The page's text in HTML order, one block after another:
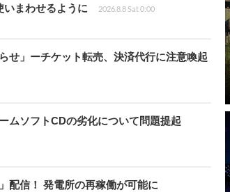
いまわせるように
2026.8.8 Sat 0:00
せ」ーチケット転売、決済代行に注意喚起
ムソフトCDの劣化について問題提起
配信！ 発電所の再稼働が可能に